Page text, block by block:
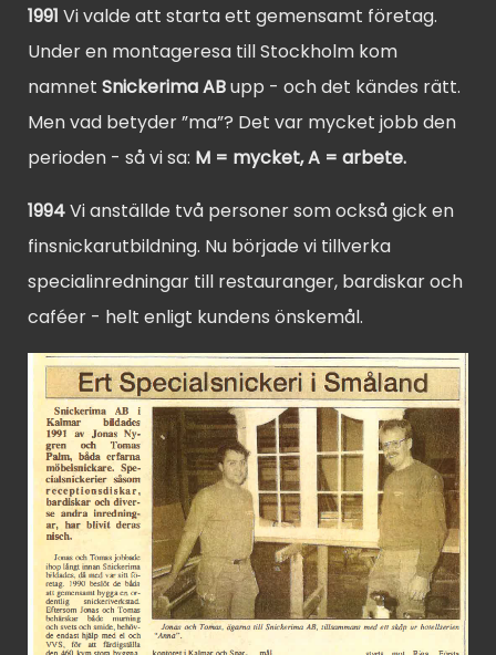
1991 Vi valde att starta ett gemensamt företag.
Under en montageresa till Stockholm kom
namnet Snickerima ABupp - och det kändes rätt.
Men vad betyder ”ma”? Det var mycket jobb den
perioden - så vi sa: M = mycket, A = arbete.
1994Vi anställde två personer som också gick en
finsnickarutbildning. Nu började vi tillverka
specialinredningar till restauranger, bardiskar och
caféer - helt enligt kundens önskemål.